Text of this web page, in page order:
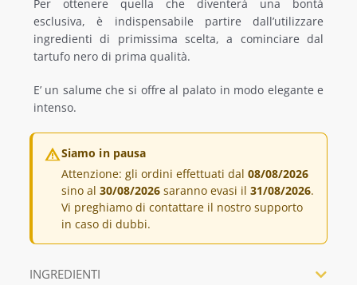
SPECIALITÀ REGIONALI
OFFERTE
Per ottenere quella che diventerà una bontà
esclusiva, è indispensabile partire dall’utilizzare
ingredienti di primissima scelta, a cominciare dal
tartufo nero di prima qualità.
E’ un salume che si offre al palato in modo elegante e
intenso.
Siamo in pausa
Attenzione: gli ordini effettuati dal 08/08/2026
sino al 30/08/2026saranno evasi il 31/08/2026.
Vi preghiamo di contattare il nostro supporto
in caso di dubbi.
INGREDIENTI